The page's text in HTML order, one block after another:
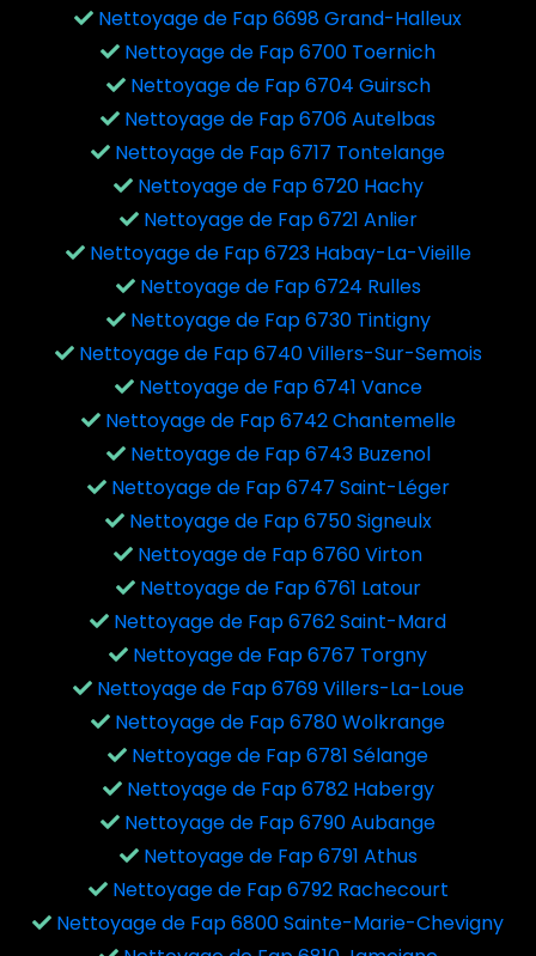
Nettoyage de Fap 6698 Grand-Halleux
Nettoyage de Fap 6700 Toernich
Nettoyage de Fap 6704 Guirsch
Nettoyage de Fap 6706 Autelbas
Nettoyage de Fap 6717 Tontelange
Nettoyage de Fap 6720 Hachy
Nettoyage de Fap 6721 Anlier
Nettoyage de Fap 6723 Habay-La-Vieille
Nettoyage de Fap 6724 Rulles
Nettoyage de Fap 6730 Tintigny
Nettoyage de Fap 6740 Villers-Sur-Semois
Nettoyage de Fap 6741 Vance
Nettoyage de Fap 6742 Chantemelle
Nettoyage de Fap 6743 Buzenol
Nettoyage de Fap 6747 Saint-Léger
Nettoyage de Fap 6750 Signeulx
Nettoyage de Fap 6760 Virton
Nettoyage de Fap 6761 Latour
Nettoyage de Fap 6762 Saint-Mard
Nettoyage de Fap 6767 Torgny
Nettoyage de Fap 6769 Villers-La-Loue
Nettoyage de Fap 6780 Wolkrange
Nettoyage de Fap 6781 Sélange
Nettoyage de Fap 6782 Habergy
Nettoyage de Fap 6790 Aubange
Nettoyage de Fap 6791 Athus
Nettoyage de Fap 6792 Rachecourt
Nettoyage de Fap 6800 Sainte-Marie-Chevigny